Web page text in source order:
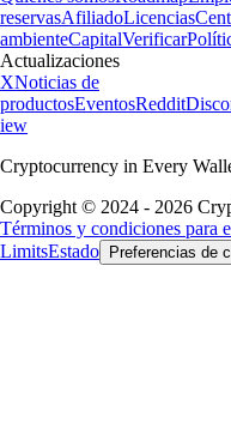
reservasAfiliadoLicencias
ambienteCapitalVerificar
Actualizaciones
XNoticias de
productosEventosReddit
iew
Cryptocurrency in Every
Copyright © 2024 - 2026
Términos y condiciones para
LimitsEstado Preferencias de